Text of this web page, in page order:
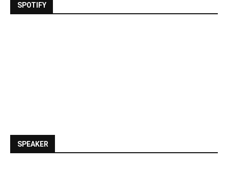
SPOTIFY
SPEAKER